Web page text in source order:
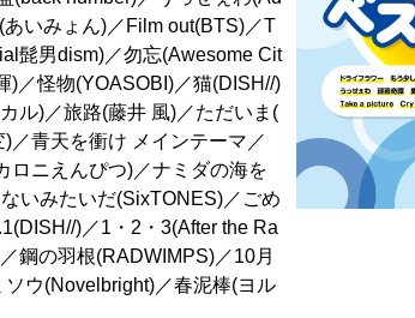
いみょん)／Film out(BTS)／T
髭男dism)／勿忘(Awesome Cit
)／怪物(YOASOBI)／猫(DISH//)
ル)／旅路(藤井 風)／ただいま(
青天を衝け メインテーマ／
ロニえんぴつ)／ナミダの海を
いみたいだ(SixTONES)／ごめ
)／1・2・3(After the Ra
鋼の羽根(RADWIMPS)／10月
ウ(Novelbright)／春泥棒(ヨル